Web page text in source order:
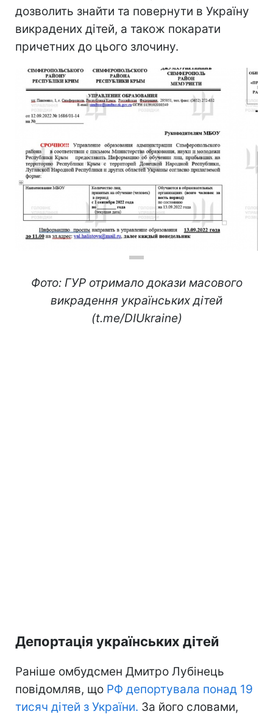
дозволить знайти та повернути в Україну
викрадених дітей, а також покарати
причетних до цього злочину.
Фото: ГУР отримало докази масового
викрадення українських дітей
(t.me/DIUkraine)
Депортація українських дітей
Раніше омбудсмен Дмитро Лубінець
повідомляв, що РФ депортувала понад 19
тисяч дітей з України. За його словами,